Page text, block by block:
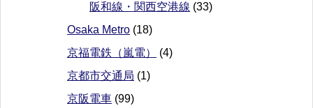
阪和線・関西空港線 (33)
Osaka Metro (18)
京福電鉄（嵐電）
(4)
京都市交通局 (1)
京阪電車 (99)